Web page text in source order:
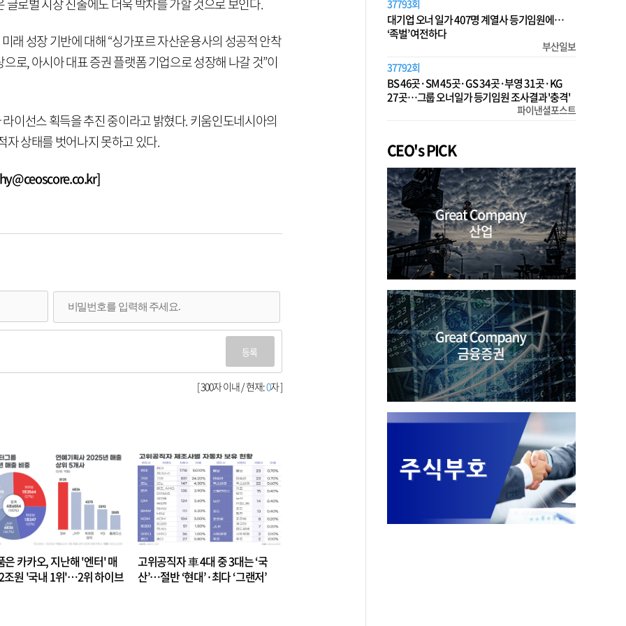
래 성장 기반에 대해 “싱가포르 자산운용사의 성공적 안착
로, 아시아 대표 증권 플랫폼 기업으로 성장해 나갈 것”이
이선스 획득을 추진 중이라고 밝혔다. 키움인도네시아의
상태를 벗어나지 못하고 있다.
등록
[ 300자 이내 / 현재:0자 ]
은 카카오, 지난해 '엔터' 매
조원 '국내 1위'…2위 하이브
고위공직자 車 4대 중 3대는 ‘국
산’…절반 ‘현대’·최다 ‘그랜저’
37793회
대기업 오너 일가 407명 계열사 등기임원에…
‘족벌’ 여전하다
부산일보
37792회
BS 46곳·SM 45곳·GS 34곳·부영 31곳·KG
27곳…그룹 오너일가 등기임원 조사결과 '충격'
파이낸셜포스트
CEO's PICK